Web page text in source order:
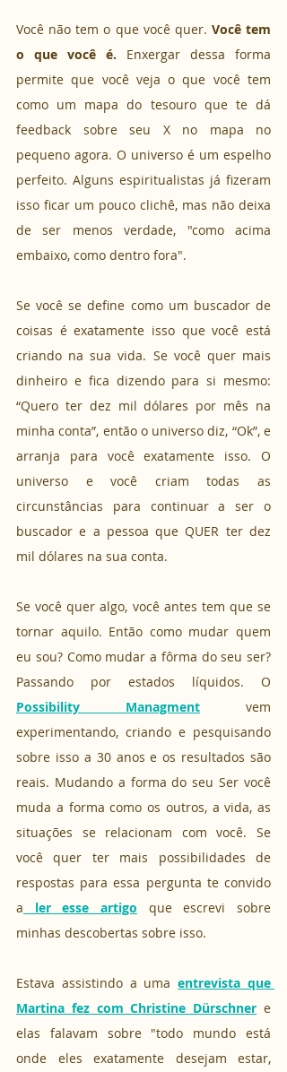
Você não tem o que você quer. Você tem
o que você é. Enxergar dessa forma
permite que você veja o que você tem
como um mapa do tesouro que te dá
feedback sobre seu X no mapa no
pequeno agora. O universo é um espelho
perfeito. Alguns espiritualistas já fizeram
isso ficar um pouco clichê, mas não deixa
de ser menos verdade, "como acima
embaixo, como dentro fora".
Se você se define como um buscador de
coisas é exatamente isso que você está
criando na sua vida. Se você quer mais
dinheiro e fica dizendo para si mesmo:
“Quero ter dez mil dólares por mês na
minha conta”, então o universo diz, “Ok”, e
arranja para você exatamente isso. O
universo e você criam todas as
circunstâncias para continuar a ser o
buscador e a pessoa que QUER ter dez
mil dólares na sua conta.
Se você quer algo, você antes tem que se
tornar aquilo. Então como mudar quem
eu sou? Como mudar a fôrma do seu ser?
Possibility Managment vem
experimentando, criando e pesquisando
sobre isso a 30 anos e os resultados são
reais. Mudando a forma do seu Ser você
muda a forma como os outros, a vida, as
situações se relacionam com você. Se
você quer ter mais possibilidades de
respostas para essa pergunta te convido
a ler esse artigo que escrevi sobre
minhas descobertas sobre isso.
Estava assistindo a uma entrevista que
Martina fez com Christine Dürschner e
elas falavam sobre "todo mundo está
onde eles exatamente desejam estar,